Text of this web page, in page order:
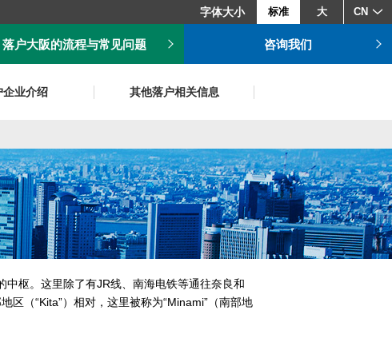
字体大小 标准 大 CN
落户大阪的流程与常见问题 咨询我们
企业介绍 其他落户相关信息
枢。这里除了有JR线、南海电铁等通往奈良和
（“Kita”）相对，这里被称为“Minami”（南部地